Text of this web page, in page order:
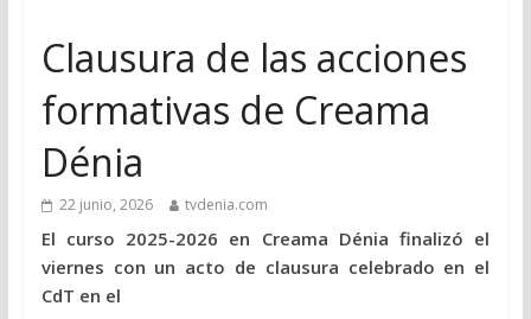
Clausura de las acciones
formativas de Creama
Dénia
22 junio, 2026 tvdenia.com
El curso 2025-2026 en Creama Dénia finalizó el
viernes con un acto de clausura celebrado en el
CdT en el